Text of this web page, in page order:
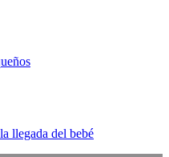
llegada del bebé